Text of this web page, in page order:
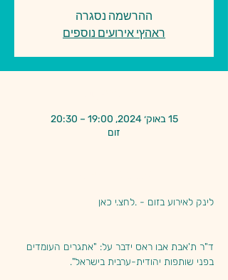
ההרשמה נסגרה
ראהץי אירועים נוספים
15 באוק׳ 2024, 19:00 – 20:30
זום
לינק לאירוע בזום - .לחצ.י כאן
ד"ר ת'אבת אבו ראס ידבר על: "אתגרים העומדים
בפני שותפות יהודית-ערבית בישראל".